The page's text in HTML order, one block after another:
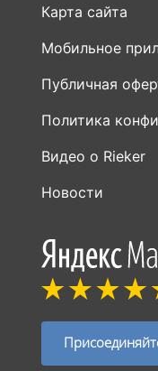
Карта сайта
Мобильное
Публичная
Политика
Видео о Rieker
Новости